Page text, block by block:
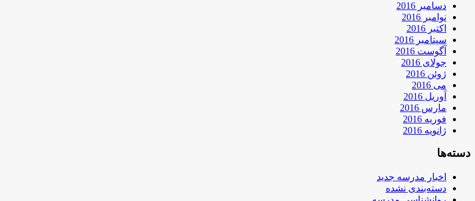
دسامبر 2016
نوامبر 2016
اکتبر 2016
سپتامبر 2016
آگوست 2016
جولای 2016
ژوئن 2016
می 2016
آوریل 2016
مارس 2016
فوریه 2016
ژانویه 2016
دسته‌ها
اخبار مدرسه جدید
دسته‌بندی نشده